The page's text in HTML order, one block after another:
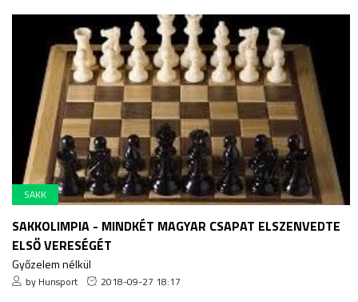
SAKK
SAKKOLIMPIA - MINDKÉT MAGYAR CSAPAT ELSZENVEDTE
ELSŐ VERESÉGÉT
Győzelem nélkül
by Hunsport 2018-09-27 18:17